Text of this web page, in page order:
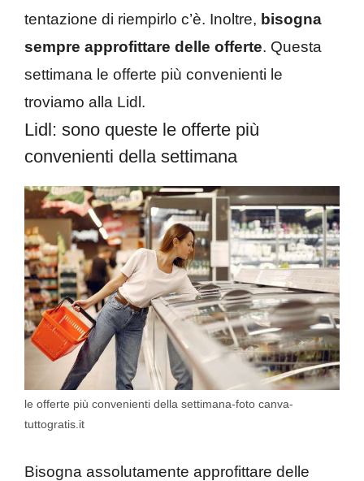
tentazione di riempirlo c’è. Inoltre, bisogna
sempre approfittare delle offerte. Questa
settimana le offerte più convenienti le
troviamo alla Lidl.
Lidl: sono queste le offerte più
convenienti della settimana
le offerte più convenienti della settimana-foto canva-
tuttogratis.it
Bisogna assolutamente approfittare delle